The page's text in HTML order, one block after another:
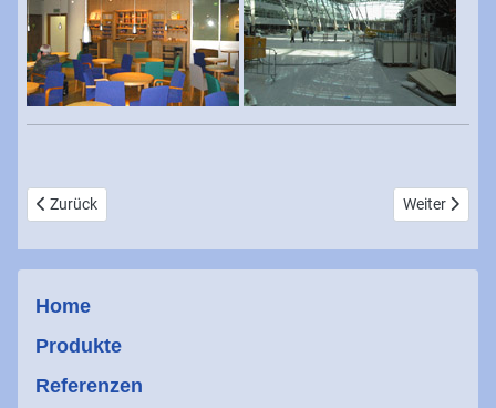
Home
Produkte
Referenzen
Vorheriger Beitrag: RLT - Anlagen für pharmazeutische Labore,
Zurück Nächster
Weiter